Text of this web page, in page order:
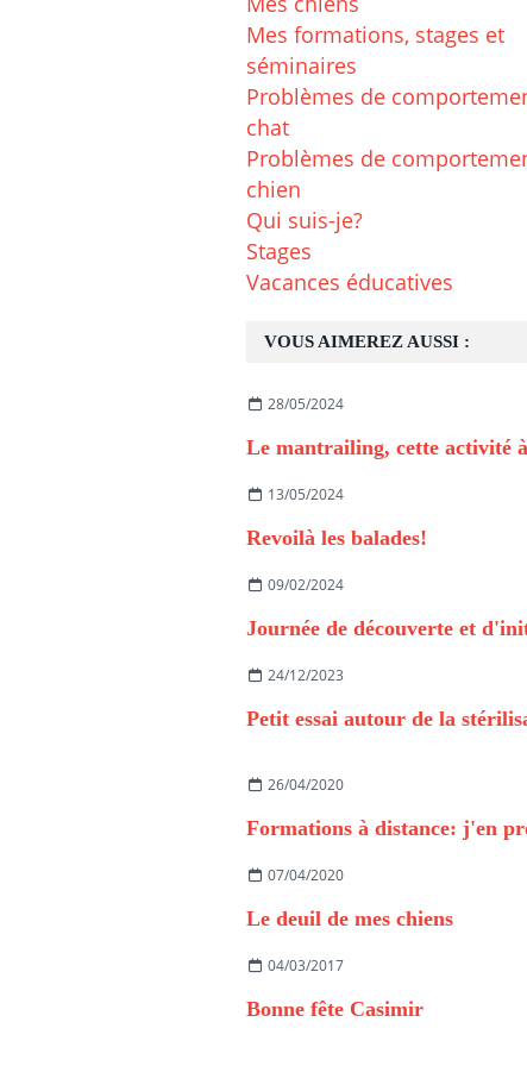
VOUS AIMEREZ AUSSI :
28/05/2024
13/05/2024
Revoilà les balades!
09/02/2024
24/12/2023
26/04/2020
Formations à distance: j'en
07/04/2020
Le deuil de mes chiens
04/03/2017
Bonne fête Casimir
Mes formations, stages et
séminaires
Problèmes de
chat
Problèmes de
chien
Qui suis-je?
Stages
Vacances éducatives